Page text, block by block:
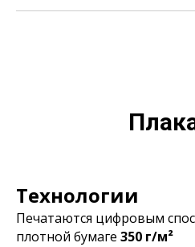
Технологии
Печатаются цифровым
плотной бумаге 350 г/м²